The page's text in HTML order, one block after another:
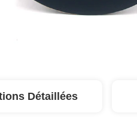
Détaillées